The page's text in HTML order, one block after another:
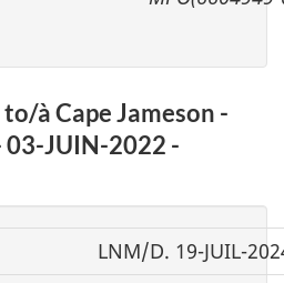
à Cape Jameson -
JUIN-2022 -
LNM/D. 19-JUIL-